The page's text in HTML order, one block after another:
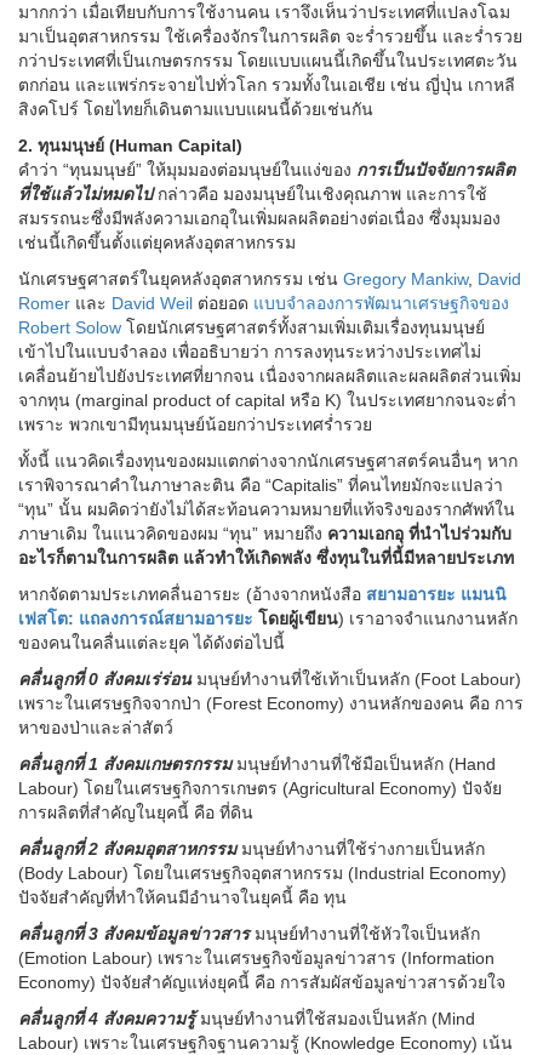
มากกว่า เมื่อเทียบกับการใช้งานคน เราจึงเห็นว่าประเทศที่แปลงโฉม
มาเป็นอุตสาหกรรม ใช้เครื่องจักรในการผลิต จะร่ำรวยขึ้น และร่ำรวย
กว่าประเทศที่เป็นเกษตรกรรม โดยแบบแผนนี้เกิดขึ้นในประเทศตะวัน
ตกก่อน และแพร่กระจายไปทั่วโลก รวมทั้งในเอเชีย เช่น ญี่ปุ่น เกาหลี
สิงคโปร์ โดยไทยก็เดินตามแบบแผนนี้ด้วยเช่นกัน
2. ทุนมนุษย์ (Human Capital)
คำว่า “ทุนมนุษย์” ให้มุมมองต่อมนุษย์ในแง่ของ การเป็นปัจจัยการผลิต
ที่ใช้แล้วไม่หมดไปกล่าวคือ มองมนุษย์ในเชิงคุณภาพ และการใช้
สมรรถนะซึ่งมีพลังความเอกอุในเพิ่มผลผลิตอย่างต่อเนื่อง ซึ่งมุมมอง
เช่นนี้เกิดขึ้นตั้งแต่ยุคหลังอุตสาหกรรม
นักเศรษฐศาสตร์ในยุคหลังอุตสาหกรรม เช่น Gregory Mankiw, David
Romer และ David Weil ต่อยอด แบบจำลองการพัฒนาเศรษฐกิจของ
Robert Solow โดยนักเศรษฐศาสตร์ทั้งสามเพิ่มเติมเรื่องทุนมนุษย์
เข้าไปในแบบจำลอง เพื่ออธิบายว่า การลงทุนระหว่างประเทศไม่
เคลื่อนย้ายไปยังประเทศที่ยากจน เนื่องจากผลผลิตและผลผลิตส่วนเพิ่ม
จากทุน (marginal product of capital หรือ K) ในประเทศยากจนจะต่ำ
เพราะ พวกเขามีทุนมนุษย์น้อยกว่าประเทศร่ำรวย
ทั้งนี้ แนวคิดเรื่องทุนของผมแตกต่างจากนักเศรษฐศาสตร์คนอื่นๆ หาก
เราพิจารณาคำในภาษาละติน คือ “Capitalis” ที่คนไทยมักจะแปลว่า
“ทุน” นั้น ผมคิดว่ายังไม่ได้สะท้อนความหมายที่แท้จริงของรากศัพท์ใน
ภาษาเดิม ในแนวคิดของผม “ทุน” หมายถึง ความเอกอุ ที่นำไปร่วมกับ
อะไรก็ตามในการผลิต แล้วทำให้เกิดพลัง ซึ่งทุนในที่นี้มีหลายประเภท
หากจัดตามประเภทคลื่นอารยะ (อ้างจากหนังสือ สยามอารยะ แมนนิ
เฟสโต: แถลงการณ์สยามอารยะ โดยผู้เขียน) เราอาจจำแนกงานหลัก
ของคนในคลื่นแต่ละยุค ได้ดังต่อไปนี้
คลื่นลูกที่ 0 สังคมเร่ร่อน มนุษย์ทำงานที่ใช้เท้าเป็นหลัก (Foot Labour)
เพราะในเศรษฐกิจจากป่า (Forest Economy) งานหลักของคน คือ การ
หาของป่าและล่าสัตว์
คลื่นลูกที่ 1 สังคมเกษตรกรรมมนุษย์ทำงานที่ใช้มือเป็นหลัก (Hand
Labour) โดยในเศรษฐกิจการเกษตร (Agricultural Economy) ปัจจัย
การผลิตที่สำคัญในยุคนี้ คือ ที่ดิน
คลื่นลูกที่ 2 สังคมอุตสาหกรรมมนุษย์ทำงานที่ใช้ร่างกายเป็นหลัก
(Body Labour) โดยในเศรษฐกิจอุตสาหกรรม (Industrial Economy)
ปัจจัยสำคัญที่ทำให้คนมีอำนาจในยุคนี้ คือ ทุน
คลื่นลูกที่ 3 สังคมข้อมูลข่าวสารมนุษย์ทำงานที่ใช้หัวใจเป็นหลัก
(Emotion Labour) เพราะในเศรษฐกิจข้อมูลข่าวสาร (Information
Economy) ปัจจัยสำคัญแห่งยุคนี้ คือ การสัมผัสข้อมูลข่าวสารด้วยใจ
คลื่นลูกที่ 4 สังคมความรู้มนุษย์ทำงานที่ใช้สมองเป็นหลัก (Mind
Labour) เพราะในเศรษฐกิจฐานความรู้ (Knowledge Economy) เน้น